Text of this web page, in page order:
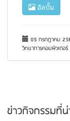
อัลบั้ม
05 กรกฎาคม
วิทยาการคอมพิวเตอร์
ข่าวกิจกรรมที่